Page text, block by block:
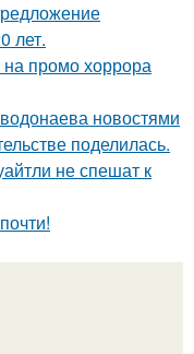
лет.
промо хоррора
новостями
поделилась.
не спешат к